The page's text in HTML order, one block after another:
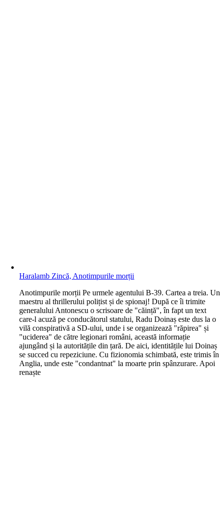
Haralamb Zincă, Anotimpurile morții
Anotimpurile morții Pe urmele agentului B-39. Cartea a treia. Un
maestru al thrillerului polițist și de spionaj! După ce îi trimite
generalului Antonescu o scrisoare de "căință", în fapt un text
care-l acuză pe conducătorul statului, Radu Doinaș este dus la o
vilă conspirativă a SD-ului, unde i se organizează "răpirea" și
"uciderea" de către legionari români, această informație
ajungând și la autoritățile din țară. De aici, identitățile lui Doinaș
se succed cu repeziciune. Cu fizionomia schimbată, este trimis în
Anglia, unde este "condantnat" la moarte prin spânzurare. Apoi
renaște